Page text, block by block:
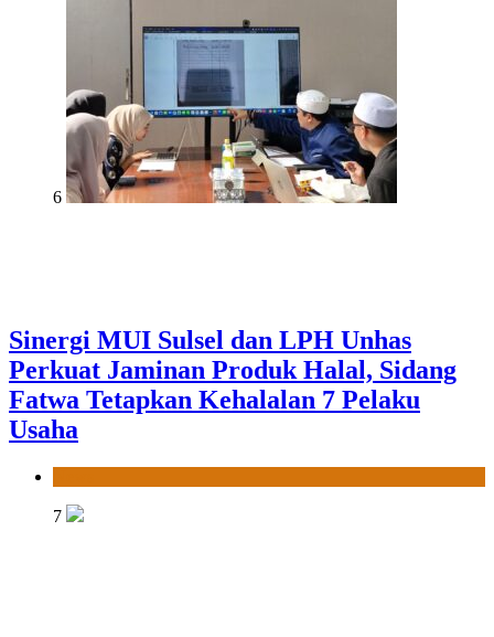
6
Sinergi MUI Sulsel dan LPH Unhas
Perkuat Jaminan Produk Halal, Sidang
Fatwa Tetapkan Kehalalan 7 Pelaku
Usaha
7